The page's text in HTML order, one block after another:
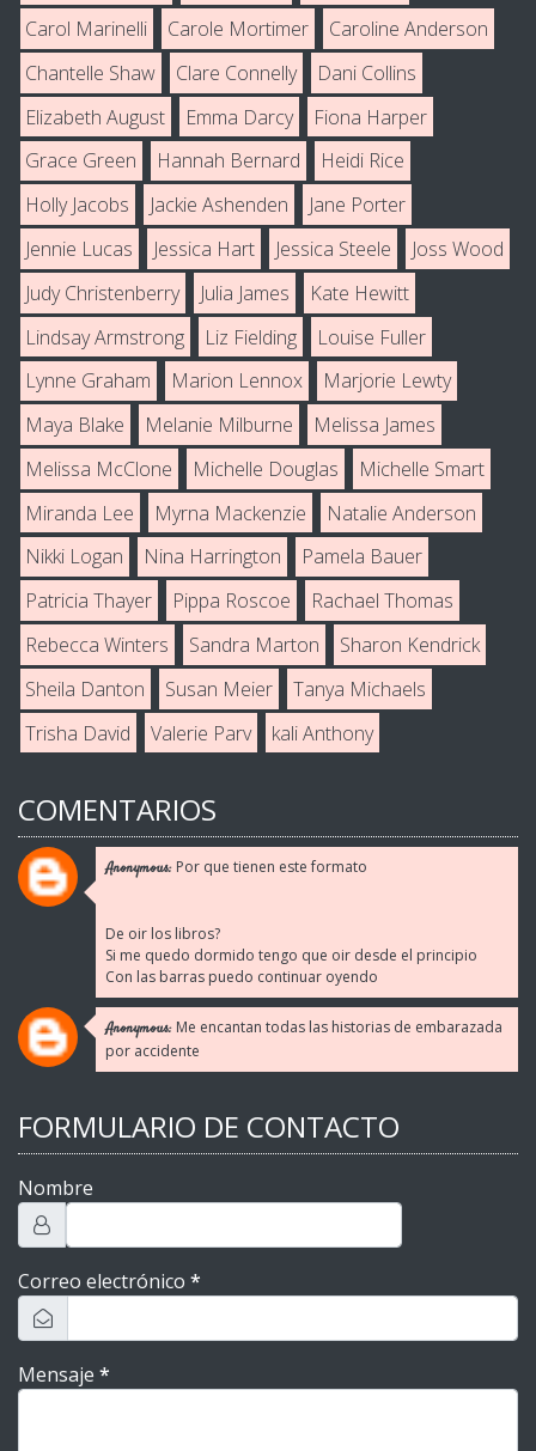
Carol Marinelli
Carole Mortimer
Caroline Anderson
Chantelle Shaw
Clare Connelly
Dani Collins
Elizabeth August
Emma Darcy
Fiona Harper
Grace Green
Hannah Bernard
Heidi Rice
Holly Jacobs
Jackie Ashenden
Jane Porter
Jennie Lucas
Jessica Hart Jessica Steele
Joss Wood
Judy Christenberry
Julia James
Kate Hewitt
Lindsay Armstrong
Liz Fielding
Louise Fuller
Lynne Graham
Marion Lennox
Marjorie Lewty
Maya Blake
Melanie Milburne
Melissa James
Melissa McClone
Michelle Douglas
Michelle Smart
Miranda Lee
Myrna Mackenzie
Natalie Anderson
Nikki Logan
Nina Harrington
Pamela Bauer
Patricia Thayer
Pippa Roscoe
Rachael Thomas
Rebecca Winters
Sandra Marton
Sharon Kendrick
Sheila Danton
Susan Meier
Tanya Michaels
Trisha David
Valerie Parv kali Anthony
COMENTARIOS
Anonymous: Por que tienen este formato
De oir los libros?
Si me quedo dormido tengo que oir desde el principio
Con las barras puedo continuar oyendo
Anonymous: Me encantan todas las historias de embarazada
por accidente
FORMULARIO DE CONTACTO
Nombre
Correo electrónico *
Mensaje *